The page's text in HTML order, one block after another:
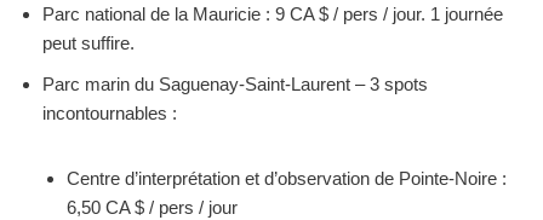
Parc national de la Mauricie : 9 CA $ / pers / jour. 1 journée
peut suffire.
Parc marin du Saguenay-Saint-Laurent – 3 spots
incontournables :
Centre d’interprétation et d’observation de Pointe-Noire :
6,50 CA $ / pers / jour